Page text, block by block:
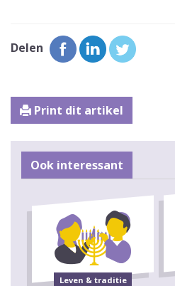
Delen
Print dit artikel
Ook interessant
Leven & traditie